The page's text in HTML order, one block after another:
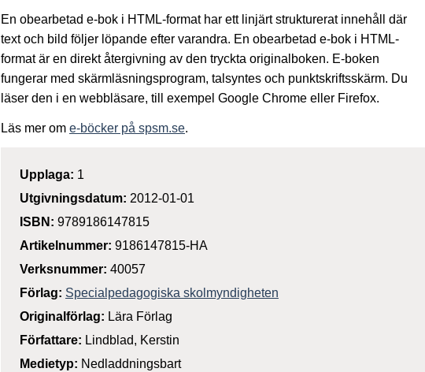
En obearbetad e-bok i HTML-format har ett linjärt strukturerat innehåll där
text och bild följer löpande efter varandra. En obearbetad e-bok i HTML-
format är en direkt återgivning av den tryckta originalboken. E-boken
fungerar med skärmläsningsprogram, talsyntes och punktskriftsskärm. Du
läser den i en webbläsare, till exempel Google Chrome eller Firefox.
Läs mer om e-böcker på spsm.se.
Upplaga: 1
Utgivningsdatum: 2012-01-01
ISBN: 9789186147815
Artikelnummer: 9186147815-HA
Verksnummer: 40057
Förlag: Specialpedagogiska skolmyndigheten
Originalförlag: Lära Förlag
Författare: Lindblad, Kerstin
Medietyp: Nedladdningsbart